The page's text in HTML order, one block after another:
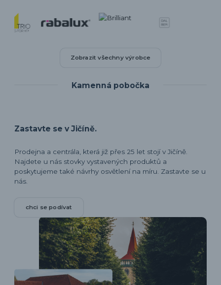
Zobrazit všechny výrobce
Kamenná pobočka
Zastavte se v Jičíně.
Prodejna a centrála, která již přes 25 let stojí v Jičíně.
Najdete u nás stovky vystavených produktů a
poskytujeme také návrhy osvětlení na míru. Zastavte se u
nás.
chci se podívat